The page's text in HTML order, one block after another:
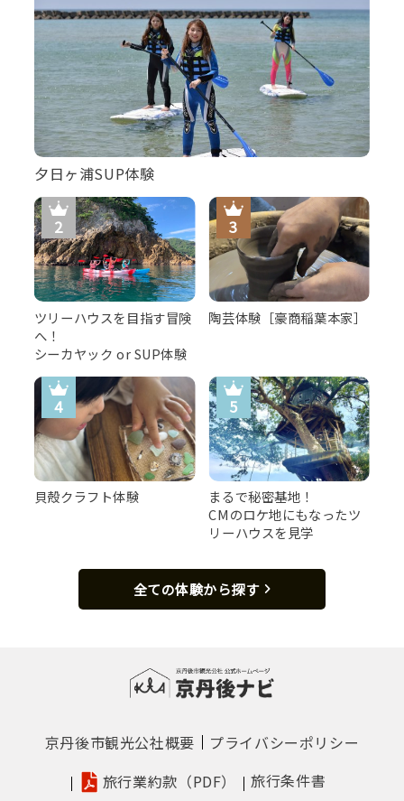
”花咲く”カニ刺しが食べられるのは地蟹コースだけ
甲羅みそ焼き
カニ雑炊
夕日ヶ浦SUP体験
ツリーハウスを目指す冒険
へ！
シーカヤック or SUP体験
陶芸体験［豪商稲葉本家］
貝殻クラフト体験
まるで秘密基地！
CMのロケ地にもなったツ
リーハウスを見学
全ての体験から探す
京丹後市観光公社概要
プライバシーポリシー
旅行業約款（PDF）
旅行条件書